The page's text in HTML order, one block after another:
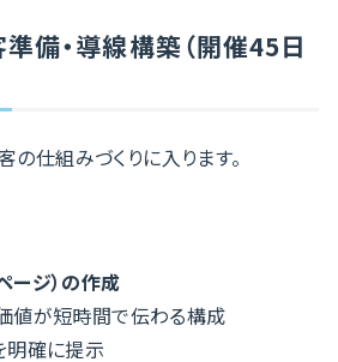
準備・導線構築（開催45日
の仕組みづくりに入ります。
ージ）の作成
値が短時間で伝わる構成
明確に提示